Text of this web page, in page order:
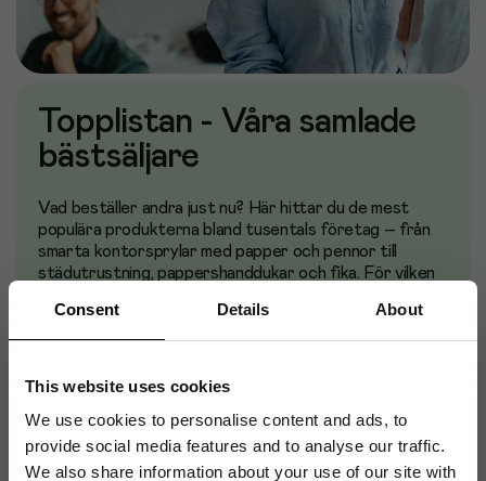
Consent Details About
This website uses cookies
We use cookies to personalise content and ads, to
provide social media features and to analyse our traffic.
We also share information about your use of our site with
Topplistan - Våra samlade
bästsäljare
Vad beställer andra just nu? Här hittar du de mest
populära produkterna bland tusentals företag – från
smarta kontorsprylar med papper och pennor till
städutrustning, pappershanddukar och fika. För vilken
löpande, så du kan känna dig trygg i att välja beprövade
favoriter.